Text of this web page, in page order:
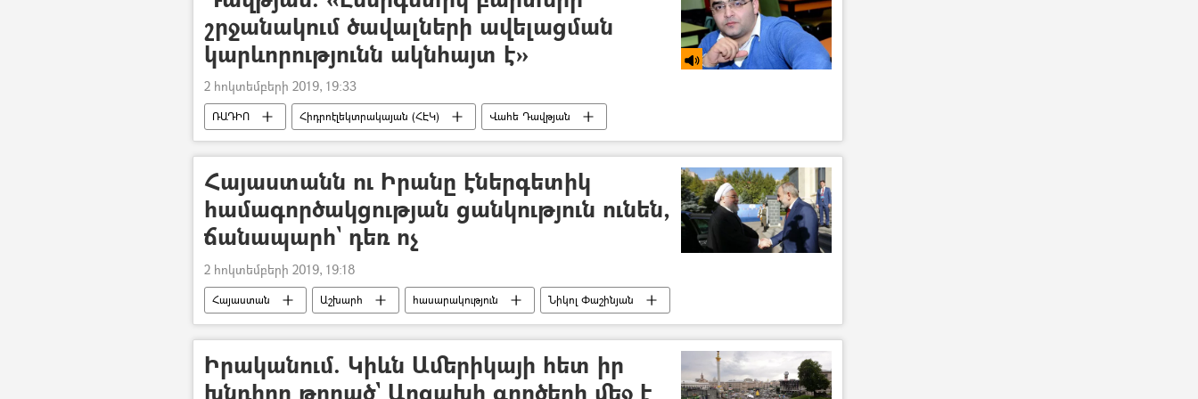
շրջանակում ծավալների ավելացման
կարևորությունն ակնհայտ է»
2 հոկտեմբերի 2019, 19:33
ՌԱԴԻՈ Հիդրոէլեկտրակայան (ՀԷԿ)
Վահե Դավթյան
Իրանի Իսլամական Հանրապետություն
էլեկտրաէներգիա
Հայաստանն ու Իրանը էներգետիկ
համագործակցության ցանկություն ունեն,
ճանապարհ` դեռ ոչ
2 հոկտեմբերի 2019, 19:18
Հայաստան Աշխարհ հասարակություն
Նիկոլ Փաշինյան
Հասան Ռոհանի
Իրանի Իսլամական Հանրապետություն էլեկտրաէներգիա
Իրականում. Կիևն Ամերիկայի հետ իր
խնդիրը թողած` Արցախի գործերի մեջ է